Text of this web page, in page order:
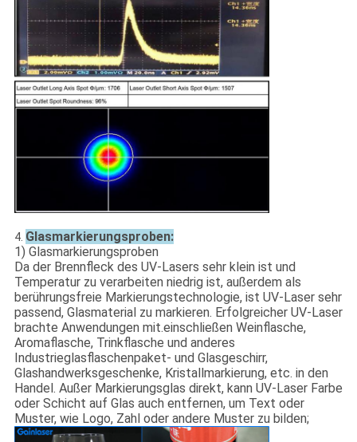
4. Glasmarkierungsproben:
1) Glasmarkierungsproben
Da der Brennfleck des UV-Lasers sehr klein ist und
Temperatur zu verarbeiten niedrig ist, außerdem als
berührungsfreie Markierungstechnologie, ist UV-Laser sehr
passend, Glasmaterial zu markieren. Erfolgreicher UV-Laser
brachte Anwendungen mit.einschließen Weinflasche,
Aromaflasche, Trinkflasche und anderes
Industrieglasflaschenpaket- und Glasgeschirr,
Glashandwerksgeschenke, Kristallmarkierung, etc. in den
Handel. Außer Markierungsglas direkt, kann UV-Laser Farbe
oder Schicht auf Glas auch entfernen, um Text oder
Muster, wie Logo, Zahl oder andere Muster zu bilden;